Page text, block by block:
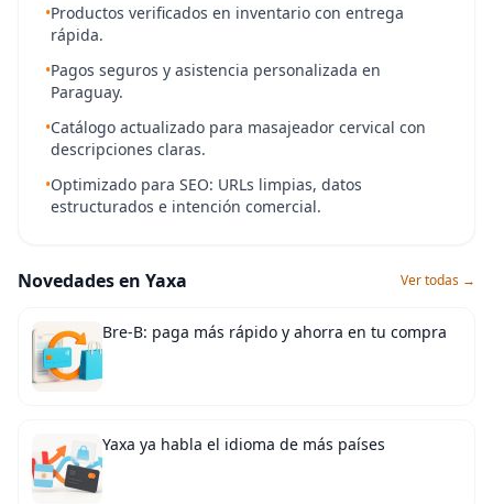
•Productos verificados en inventario con entrega
rápida.
•Pagos seguros y asistencia personalizada en
Paraguay.
•Catálogo actualizado para masajeador cervical con
descripciones claras.
•Optimizado para SEO: URLs limpias, datos
estructurados e intención comercial.
Novedades en Yaxa Ver todas →
Bre-B: paga más rápido y ahorra en tu compra
Yaxa ya habla el idioma de más países